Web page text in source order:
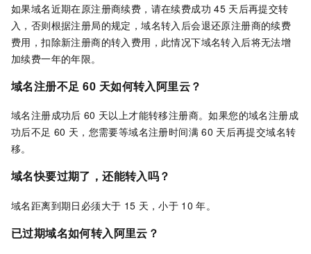
如果域名近期在原注册商续费，请在续费成功 45 天后再提交转
入，否则根据注册局的规定，域名转入后会退还原注册商的续费
费用，扣除新注册商的转入费用，此情况下域名转入后将无法增
加续费一年的年限。
域名注册不足 60 天如何转入阿里云？
域名注册成功后 60 天以上才能转移注册商。如果您的域名注册成
功后不足 60 天，您需要等域名注册时间满 60 天后再提交域名转
移。
域名快要过期了，还能转入吗？
域名距离到期日必须大于 15 天，小于 10 年。
已过期域名如何转入阿里云？